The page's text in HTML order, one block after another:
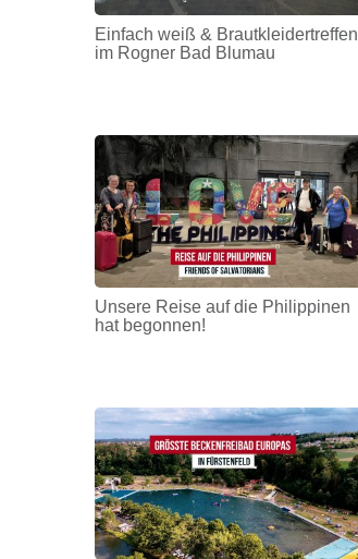
Einfach weiß & Brautkleidertreffen
im Rogner Bad Blumau
Unsere Reise auf die Philippinen
hat begonnen!